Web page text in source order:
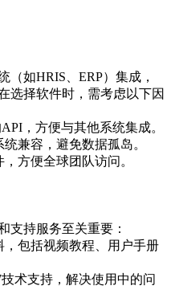
如HRIS、ERP）集成，
选择软件时，需考虑以下因
，方便与其他系统集成。
兼容，避免数据孤岛。
方便全球团队访问。
支持服务至关重要：
，包括视频教程、用户手册
术支持，解决使用中的问